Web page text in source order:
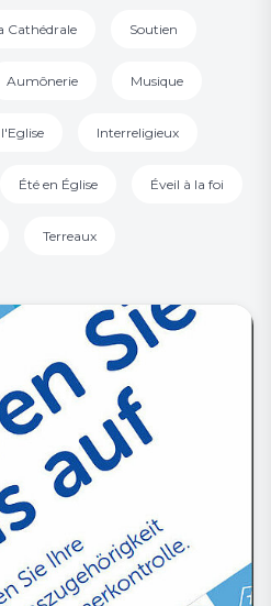
Cathédrale Soutien
Aumônerie Musique
Interreligieux
Été en Église Éveil à la foi
Terreaux